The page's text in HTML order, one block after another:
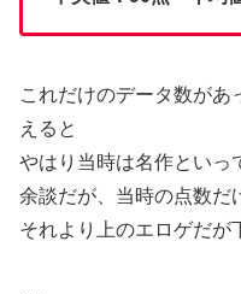
これだけのデータ数があ
えると
やはり当時は名作といっ
余談だが、当時の点数だ
それより上のエロゲだが